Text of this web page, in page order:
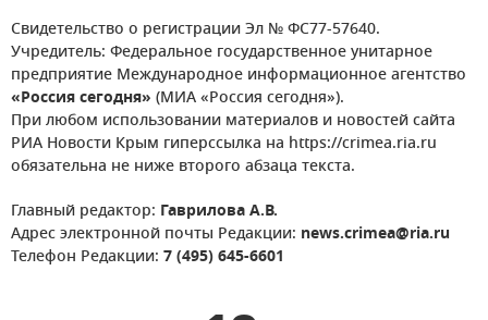
Свидетельство о регистрации Эл № ФС77-57640.
Учредитель: Федеральное государственное унитарное
предприятие Международное информационное агентство
«Россия сегодня» (МИА «Россия сегодня»).
При любом использовании материалов и новостей сайта
РИА Новости Крым гиперссылка на https://crimea.ria.ru
обязательна не ниже второго абзаца текста.
Главный редактор: Гаврилова А.В.
Адрес электронной почты Редакции: news.crimea@ria.ru
Телефон Редакции: 7 (495) 645-6601